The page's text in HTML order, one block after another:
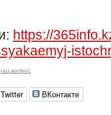
https://
Twitter ВКонтакте